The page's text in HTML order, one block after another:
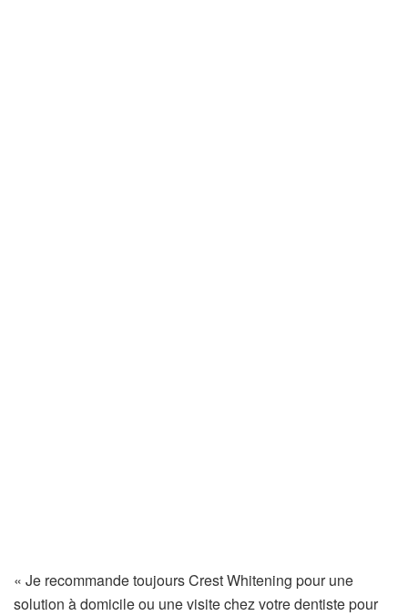
« Je recommande toujours Crest Whitening pour une
solution à domicile ou une visite chez votre dentiste pour